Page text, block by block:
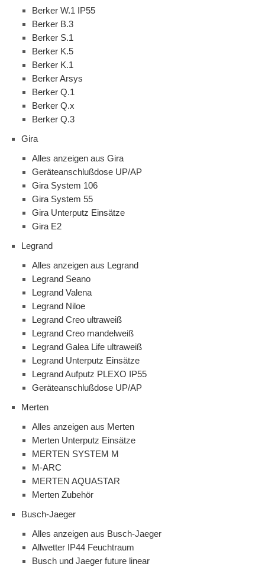
Berker W.1 IP55
Berker B.3
Berker S.1
Berker K.5
Berker K.1
Berker Arsys
Berker Q.1
Berker Q.x
Berker Q.3
Gira
Alles anzeigen aus Gira
Geräteanschlußdose UP/AP
Gira System 106
Gira System 55
Gira Unterputz Einsätze
Gira E2
Legrand
Alles anzeigen aus Legrand
Legrand Seano
Legrand Valena
Legrand Niloe
Legrand Creo ultraweiß
Legrand Creo mandelweiß
Legrand Galea Life ultraweiß
Legrand Unterputz Einsätze
Legrand Aufputz PLEXO IP55
Geräteanschlußdose UP/AP
Merten
Alles anzeigen aus Merten
Merten Unterputz Einsätze
MERTEN SYSTEM M
M-ARC
MERTEN AQUASTAR
Merten Zubehör
Busch-Jaeger
Alles anzeigen aus Busch-Jaeger
Allwetter IP44 Feuchtraum
Busch und Jaeger future linear